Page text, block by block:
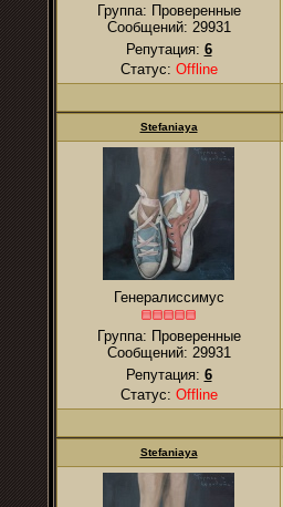
Группа: Проверенные
Сообщений: 29931
Репутация: 6
Статус: Offline
Stefaniaya
Генералиссимус
Группа: Проверенные
Сообщений: 29931
Репутация: 6
Статус: Offline
Stefaniaya